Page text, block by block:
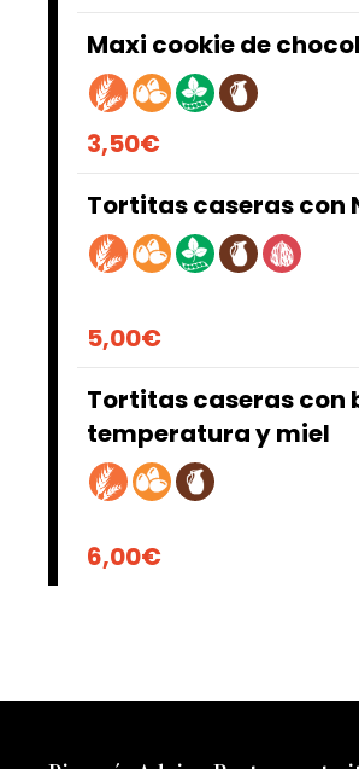
Maxi cookie de
3,50€
Tortitas caseras con
5,00€
Tortitas caseras con
temperatura y miel
6,00€